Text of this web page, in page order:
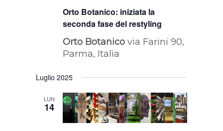
Orto Botanico: iniziata la
seconda fase del restyling
Orto Botanicovia Farini 90,
Parma, Italia
Luglio 2025
LUN
14